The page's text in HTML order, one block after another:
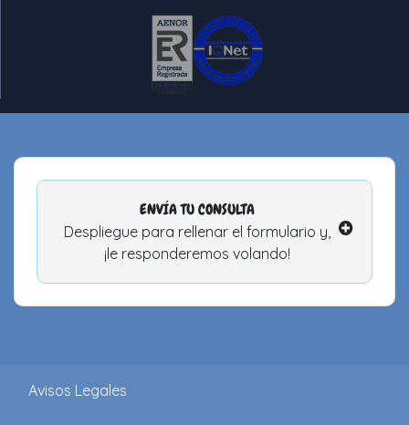
ENVÍA TU CONSULTA
Despliegue para rellenar el formulario y,
¡le responderemos volando!
Avisos Legales